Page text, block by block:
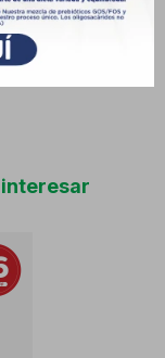
alcohol o
fosfato